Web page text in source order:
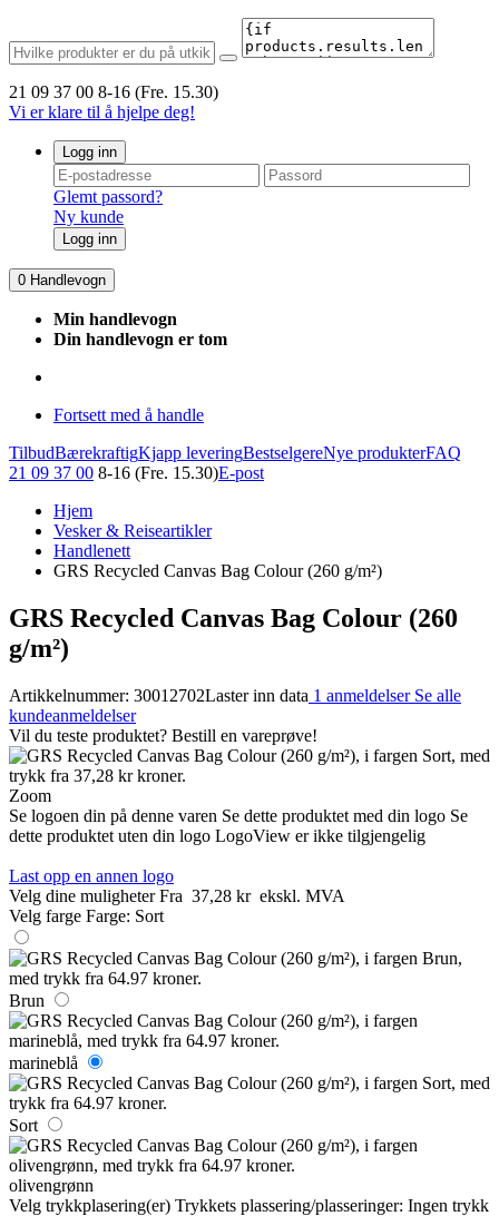
21 09 37 00 8-16 (Fre. 15.30)
Vi er klare til å hjelpe deg!
Logg inn
Glemt passord?
Ny kunde
Logg inn
0 Handlevogn
Min handlevogn
Din handlevogn er tom
Fortsett med å handle
TilbudBærekraftigKjapp leveringBestselgereNye produkterFAQ
21 09 37 00 8-16 (Fre. 15.30)E-post
Hjem
Vesker & Reiseartikler
Handlenett
GRS Recycled Canvas Bag Colour (260 g/m²)
GRS Recycled Canvas Bag Colour (260
g/m²)
Artikkelnummer: 30012702Laster inn data 1 anmeldelser Se alle
kundeanmeldelser
Vil du teste produktet? Bestill en vareprøve!
Zoom
Se logoen din på denne varen Se dette produktet med din logo Se
dette produktet uten din logo LogoView er ikke tilgjengelig
Last opp en annen logo
Velg dine muligheter Fra 37,28 kr ekskl. MVA
Velg farge Farge: Sort
Brun
marineblå
Sort
olivengrønn
Velg trykkplasering(er) Trykkets plassering/plasseringer: Ingen trykk